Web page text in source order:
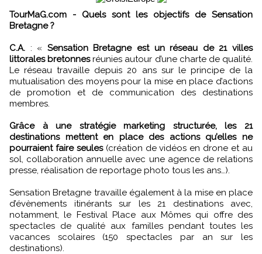
TourMaG.com - Quels sont les objectifs de Sensation
Bretagne ?
C.A. : « Sensation Bretagne est un réseau de 21 villes
littorales bretonnesréunies autour d’une charte de qualité.
Le réseau travaille depuis 20 ans sur le principe de la
mutualisation des moyens pour la mise en place d’actions
de promotion et de communication des destinations
membres.
Grâce à une stratégie marketing structurée, les 21
destinations mettent en place des actions qu’elles ne
pourraient faire seules(création de vidéos en drone et au
sol, collaboration annuelle avec une agence de relations
presse, réalisation de reportage photo tous les ans…).
Sensation Bretagne travaille également à la mise en place
d’évènements itinérants sur les 21 destinations avec,
notamment, le Festival Place aux Mômes qui offre des
spectacles de qualité aux familles pendant toutes les
vacances scolaires (150 spectacles par an sur les
destinations).